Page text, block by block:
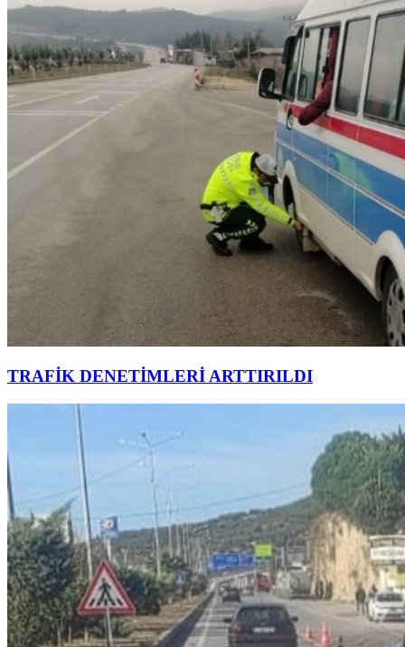
TRAFİK DENETİMLERİ ARTTIRILDI